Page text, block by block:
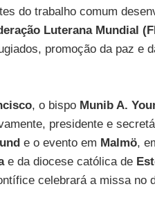
do trabalho comum
Luterana Mundial
promoção da paz e
, o bispo Munib A.
presidente e
e o evento em Malmö,
e da diocese católica de
celebrará a missa no